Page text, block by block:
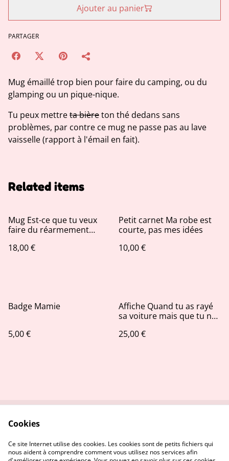
Ajouter au panier
PARTAGER
Mug émaillé trop bien pour faire du camping, ou du
glamping ou un pique-nique.
Tu peux mettreta bièreton thé dedans sans
problèmes, par contre ce mug ne passe pas au lave
vaisselle (rapport à l'émail en fait).
Related items
Mug Est-ce que tu veux
faire du réarmement
?
18,00 €
Petit carnet Ma robe est
courte, pas mes idées
10,00 €
Badge Mamie
5,00 €
Affiche Quand tu as rayé
sa voiture mais que tu ne
25,00 €
Politique de
confidentialité
Politique de cookies
Cookies
Ce site Internet utilise des cookies. Les cookies sont de petits fichiers qui
nous aident à comprendre comment vous utilisez nos services afin